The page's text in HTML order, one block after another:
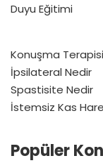
Duyu Eğitimi
Konuşma Terapisi
İpsilateral Nedir
Spastisite Nedir
İstemsiz Kas
Popüler